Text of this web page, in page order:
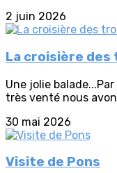
2 juin 2026
La croisière
Une jolie
très venté nous
30 mai 2026
Visite de Pons